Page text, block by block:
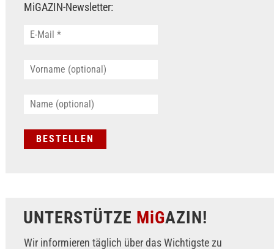
MiGAZIN-Newsletter:
UNTERSTÜTZE MiGAZIN!
Wir informieren täglich über das Wichtigste zu